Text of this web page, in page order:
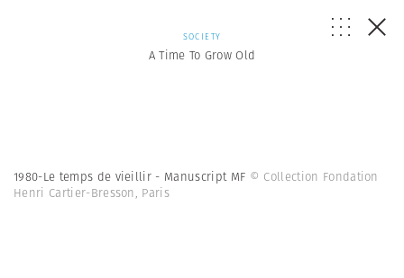
SOCIETY
A Time To Grow Old
1980-Le temps de vieillir - Manuscript MF © Collection Fondation
Henri Cartier-Bresson, Paris